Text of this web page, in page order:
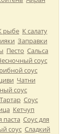
рыбе К салату
Заправки
Песто Сальса
соус
соус
Чатни
соус
Соус
Кетчуп
паста Соус для
соус Сладкий